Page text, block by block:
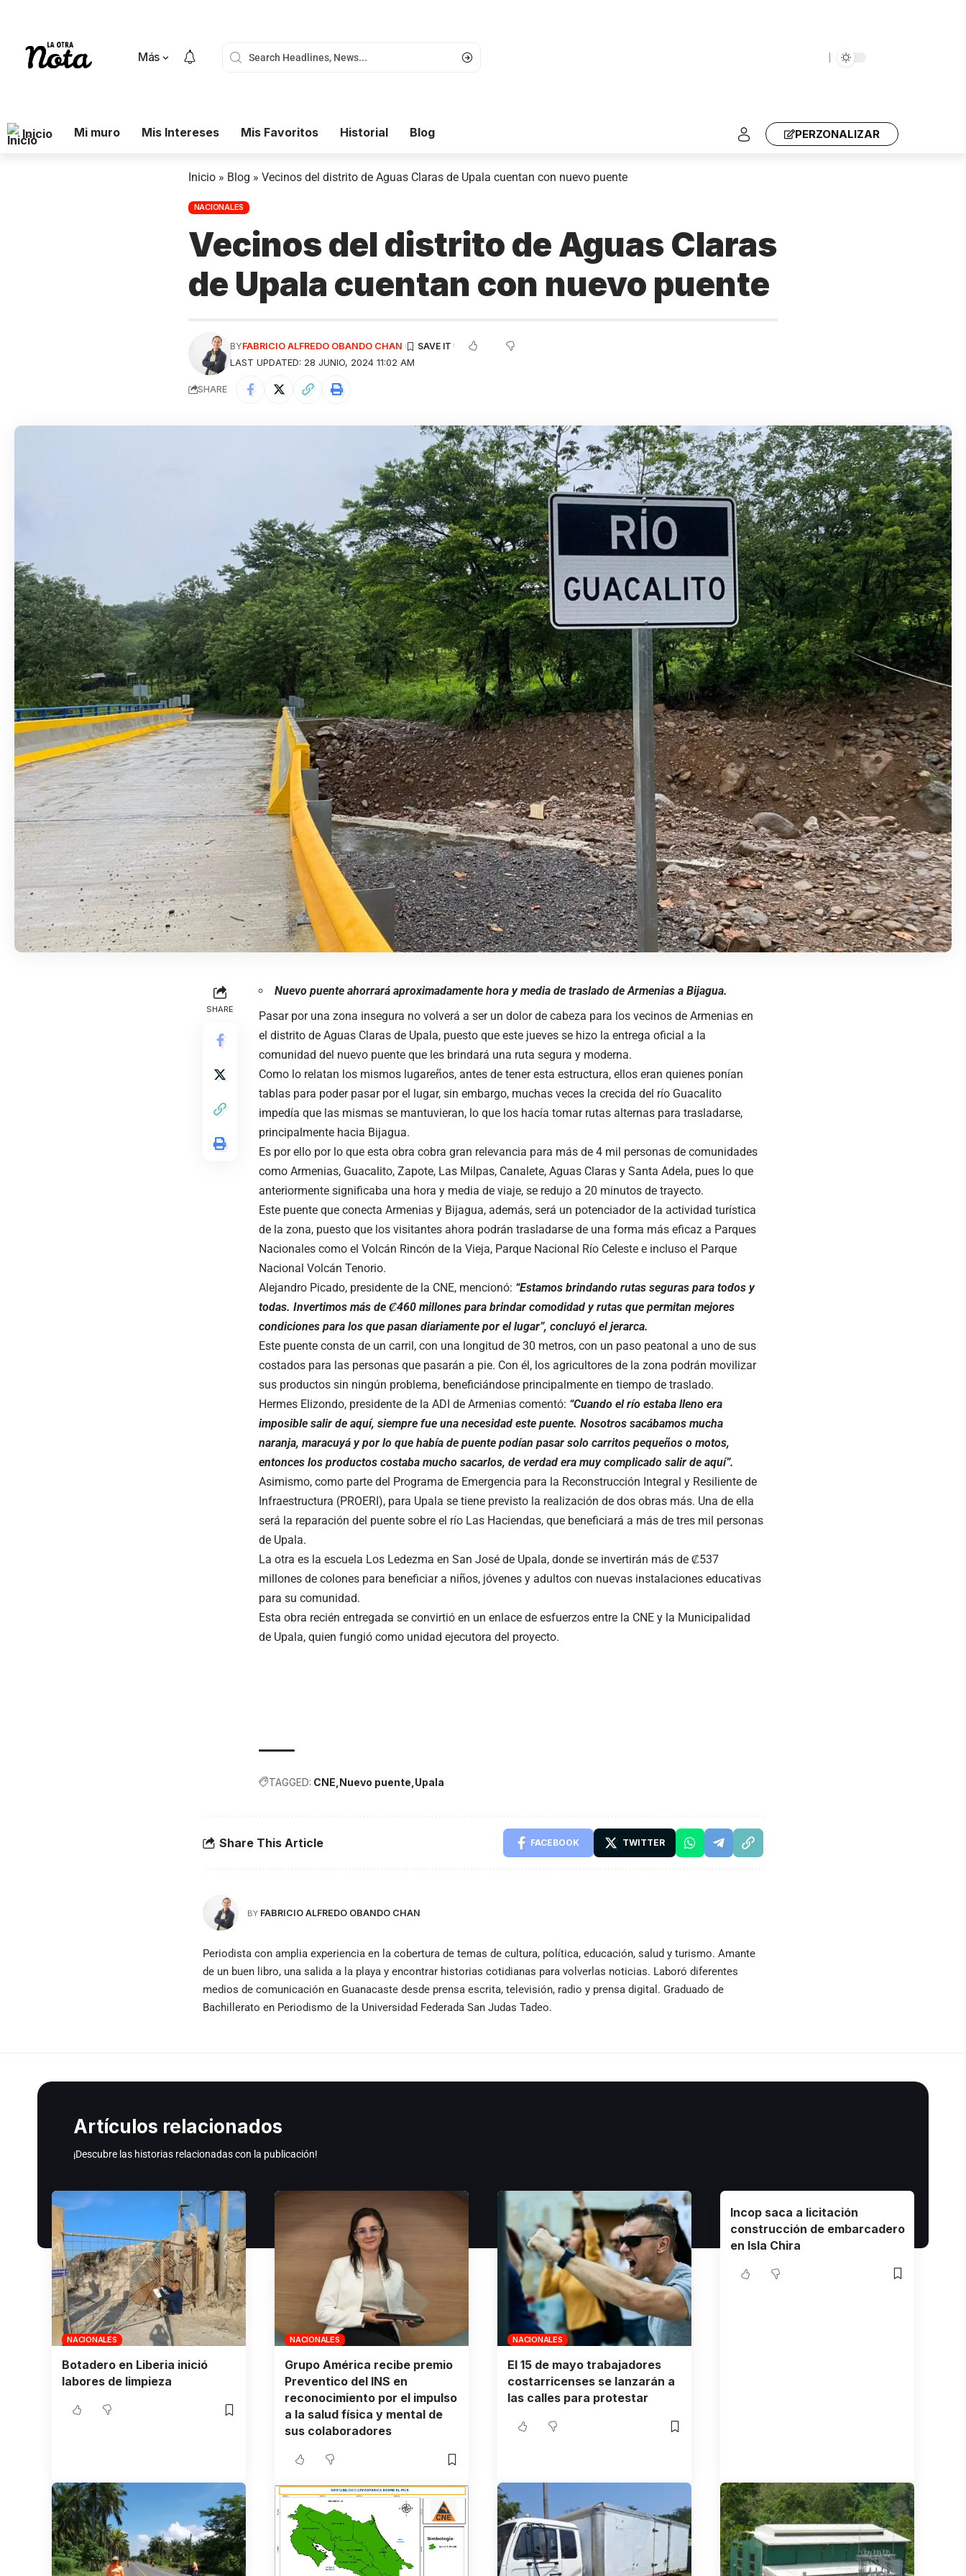
Más
Inicio Mi muro Mis Intereses Mis Favoritos Historial Blog PERZONALIZAR
Inicio » Blog » Vecinos del distrito de Aguas Claras de Upala cuentan con nuevo puente
NACIONALES
Vecinos del distrito de Aguas Claras
de Upala cuentan con nuevo puente
LAST UPDATED: 28 JUNIO, 2024 11:02 AM
BYFABRICIO ALFREDO OBANDO CHAN
SHARE
SHARE
Nuevo puente ahorrará aproximadamente hora y media de traslado de Armenias a Bijagua.
Pasar por una zona insegura no volverá a ser un dolor de cabeza para los vecinos de Armenias en
el distrito de Aguas Claras de Upala, puesto que este jueves se hizo la entrega oficial a la
comunidad del nuevo puente que les brindará una ruta segura y moderna.
Como lo relatan los mismos lugareños, antes de tener esta estructura, ellos eran quienes ponían
tablas para poder pasar por el lugar, sin embargo, muchas veces la crecida del río Guacalito
impedía que las mismas se mantuvieran, lo que los hacía tomar rutas alternas para trasladarse,
principalmente hacia Bijagua.
Es por ello por lo que esta obra cobra gran relevancia para más de 4 mil personas de comunidades
como Armenias, Guacalito, Zapote, Las Milpas, Canalete, Aguas Claras y Santa Adela, pues lo que
anteriormente significaba una hora y media de viaje, se redujo a 20 minutos de trayecto.
Este puente que conecta Armenias y Bijagua, además, será un potenciador de la actividad turística
de la zona, puesto que los visitantes ahora podrán trasladarse de una forma más eficaz a Parques
Nacionales como el Volcán Rincón de la Vieja, Parque Nacional Río Celeste e incluso el Parque
Nacional Volcán Tenorio.
Alejandro Picado, presidente de la CNE, mencionó: “Estamos brindando rutas seguras para todos y
todas. Invertimos más de ₡460 millones para brindar comodidad y rutas que permitan mejores
condiciones para los que pasan diariamente por el lugar”, concluyó el jerarca.
Este puente consta de un carril, con una longitud de 30 metros, con un paso peatonal a uno de sus
costados para las personas que pasarán a pie. Con él, los agricultores de la zona podrán movilizar
sus productos sin ningún problema, beneficiándose principalmente en tiempo de traslado.
Hermes Elizondo, presidente de la ADI de Armenias comentó: “Cuando el río estaba lleno era
imposible salir de aquí, siempre fue una necesidad este puente. Nosotros sacábamos mucha
naranja, maracuyá y por lo que había de puente podían pasar solo carritos pequeños o motos,
entonces los productos costaba mucho sacarlos, de verdad era muy complicado salir de aquí”.
Asimismo, como parte del Programa de Emergencia para la Reconstrucción Integral y Resiliente de
Infraestructura (PROERI), para Upala se tiene previsto la realización de dos obras más. Una de ella
será la reparación del puente sobre el río Las Haciendas, que beneficiará a más de tres mil personas
de Upala.
La otra es la escuela Los Ledezma en San José de Upala, donde se invertirán más de ₡537
millones de colones para beneficiar a niños, jóvenes y adultos con nuevas instalaciones educativas
para su comunidad.
Esta obra recién entregada se convirtió en un enlace de esfuerzos entre la CNE y la Municipalidad
de Upala, quien fungió como unidad ejecutora del proyecto.
TAGGED: CNE Nuevo puente Upala
Share This Article FACEBOOK TWITTER
BY FABRICIO ALFREDO OBANDO CHAN
Periodista con amplia experiencia en la cobertura de temas de cultura, política, educación, salud y turismo. Amante
de un buen libro, una salida a la playa y encontrar historias cotidianas para volverlas noticias. Laboró diferentes
medios de comunicación en Guanacaste desde prensa escrita, televisión, radio y prensa digital. Graduado de
Bachillerato en Periodismo de la Universidad Federada San Judas Tadeo.
Artículos relacionados
¡Descubre las historias relacionadas con la publicación!
NACIONALES
Botadero en Liberia inició
labores de limpieza
NACIONALES
Grupo América recibe premio
Preventico del INS en
reconocimiento por el impulso
a la salud física y mental de
sus colaboradores
NACIONALES
El 15 de mayo trabajadores
costarricenses se lanzarán a
las calles para protestar
Incop saca a licitación
construcción de embarcadero
en Isla Chira